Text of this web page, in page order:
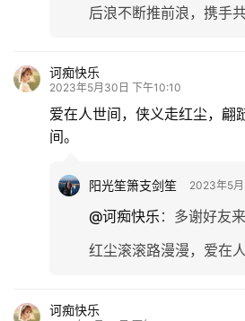
活
后浪不断推前浪，携手
诃痴快乐
2023年5月30日 下午10:10
爱在人世间，侠义走红尘，翩
间。
阳光笙箫支剑笙 2023年5
@诃痴快乐 ： 多谢好友
红尘滚滚路漫漫，爱在
诃痴快乐